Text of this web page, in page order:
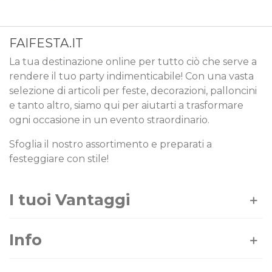
FAIFESTA.IT
La tua destinazione online per tutto ciò che serve a
rendere il tuo party indimenticabile! Con una vasta
selezione di articoli per feste, decorazioni, palloncini
e tanto altro, siamo qui per aiutarti a trasformare
ogni occasione in un evento straordinario.
Sfoglia il nostro assortimento e preparati a
festeggiare con stile!
I tuoi Vantaggi
Info